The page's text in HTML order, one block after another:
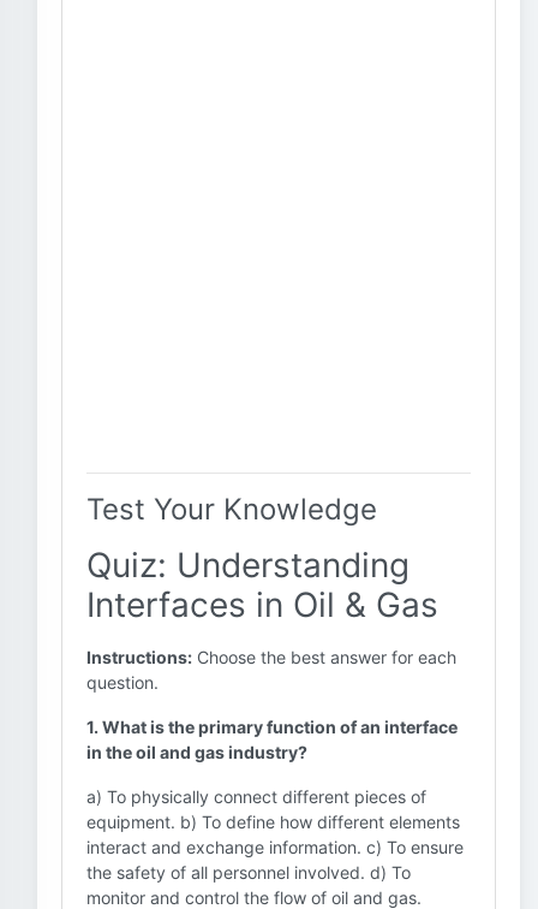
Test Your Knowledge
Quiz: Understanding
Interfaces in Oil & Gas
Instructions: Choose the best answer for each
question.
1. What is the primary function of an interface
in the oil and gas industry?
a) To physically connect different pieces of
equipment. b) To define how different elements
interact and exchange information. c) To ensure
the safety of all personnel involved. d) To
monitor and control the flow of oil and gas.